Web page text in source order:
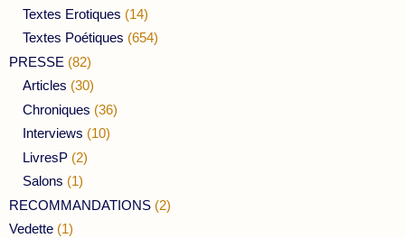
Textes Erotiques (14)
Textes Poétiques (654)
PRESSE (82)
Articles (30)
Chroniques (36)
Interviews (10)
LivresP (2)
Salons (1)
RECOMMANDATIONS (2)
Vedette (1)